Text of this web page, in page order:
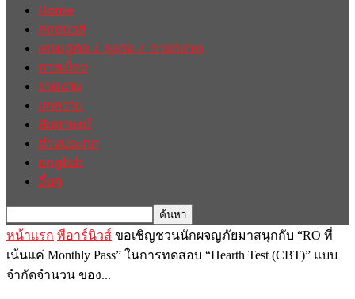
Home
ฮอตนิวส์
เศรษฐกิจ / ธุรกิจ / การตลาด
การเมือง
รายงาน
บทความ
สัมภาษณ์
ต่างประเทศ
english
อื่นๆ
หน้าแรก พีอาร์นิวส์ ขอเชิญชวนนักผจญภัยมาสนุกกับ “RO ที่
เน้นแค่ Monthly Pass” ในการทดสอบ “Hearth Test (CBT)” แบบ
จำกัดจำนวน ของ...